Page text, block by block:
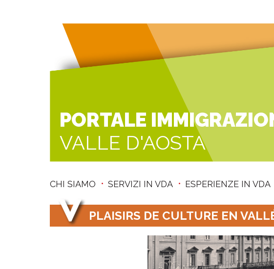
PORTALE
VALLE D'AOSTA
CHI SIAMO SERVIZI IN VDA ESPERIENZE IN VDA
PLAISIRS DE CULTURE EN